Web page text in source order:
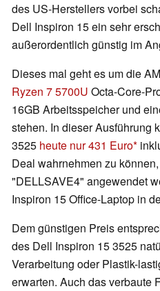
des US-Herstellers vorbei
Dell Inspiron 15 ein sehr
außerordentlich günstig im
Dieses mal geht es um die
Ryzen 7 5700U Octa-Core-
16GB Arbeitsspeicher und
stehen. In dieser Ausführung
3525 heute nur 431 Euro
Deal wahrnehmen zu
"DELLSAVE4" angewendet
Inspiron 15 Office-Laptop in
Dem günstigen Preis
des Dell Inspiron 15 3525
Verarbeitung oder Plastik-
erwarten. Auch das verbaute